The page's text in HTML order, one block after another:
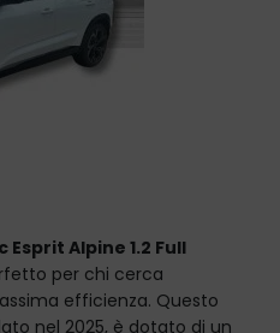
Alpine 1.2 Full
per chi cerca
efficienza. Questo
nel 2025, è dotato di un